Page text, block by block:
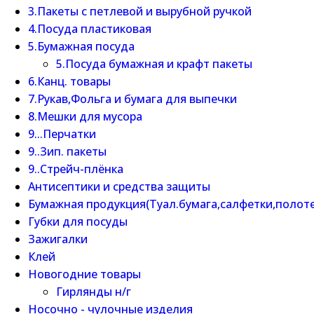
3.Пакеты с петлевой и вырубной ручкой
4.Посуда пластиковая
5.Бумажная посуда
5.Посуда бумажная и крафт пакеты
6.Канц. товары
7.Рукав,Фольга и бумага для выпечки
8.Мешки для мусора
9...Перчатки
9..Зип. пакеты
9..Стрейч-плёнка
Антисептики и средства защиты
Бумажная
Губки для посуды
Зажигалки
Клей
Новогодние товары
Гирлянды н/г
Носочно - чулочные изделия